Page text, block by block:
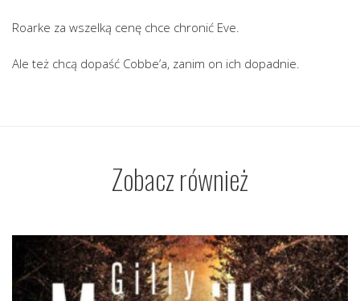
Roarke za wszelką cenę chce chronić Eve.
Ale też chcą dopaść Cobbe’a, zanim on ich dopadnie.
Zobacz również